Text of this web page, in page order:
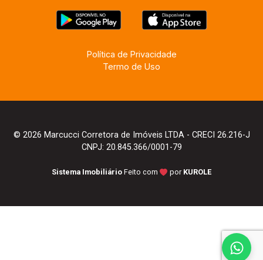
Política de Privacidade
Termo de Uso
© 2026 Marcucci Corretora de Imóveis LTDA - CRECI 26.216-J
CNPJ: 20.845.366/0001-79
Sistema Imobiliário Feito com por KUROLE